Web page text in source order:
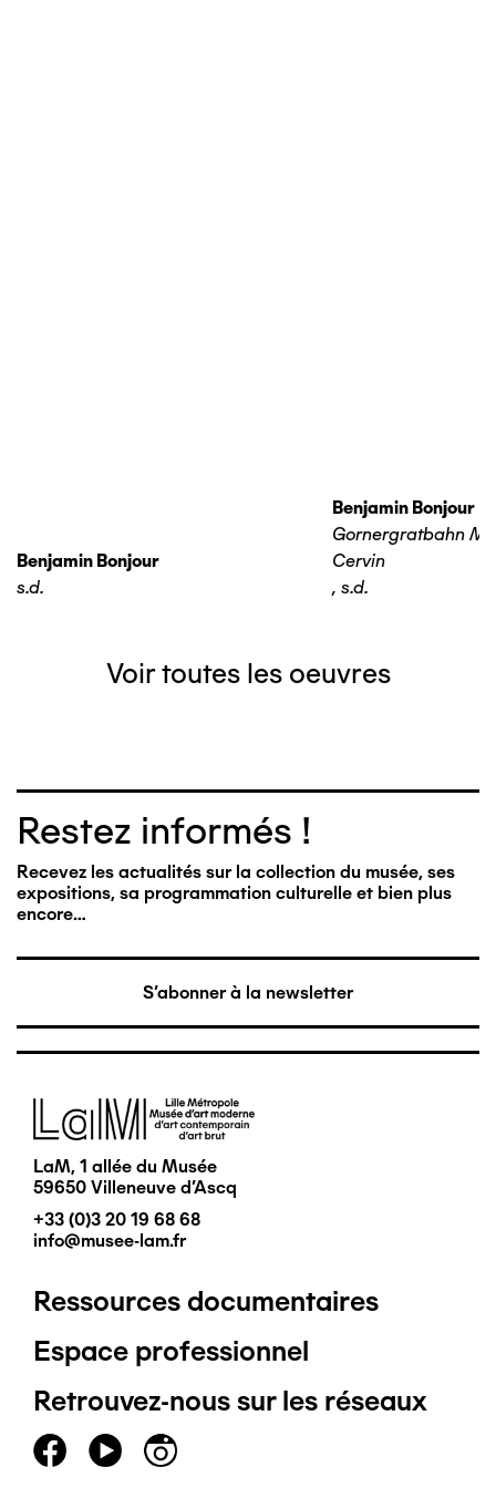
Benjamin Bonjour
s.d.
Benjamin Bonjour
Gornergratbahn
Cervin
, s.d.
Voir toutes les oeuvres
Restez informés !
Recevez les actualités sur la collection du musée, ses
expositions, sa programmation culturelle et bien plus
encore…
S'abonner à la newsletter
Image
LaM, 1 allée du Musée
59650 Villeneuve d'Ascq
+33 (0)3 20 19 68 68
info@musee-lam.fr
Pied
de
page
principal
Ressources documentaires
Espace professionnel
Retrouvez-nous sur les réseaux